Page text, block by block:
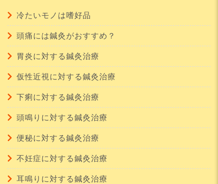
冷たいモノは嗜好品
頭痛には鍼灸がおすすめ？
胃炎に対する鍼灸治療
仮性近視に対する鍼灸治療
下痢に対する鍼灸治療
頭鳴りに対する鍼灸治療
便秘に対する鍼灸治療
不妊症に対する鍼灸治療
耳鳴りに対する鍼灸治療